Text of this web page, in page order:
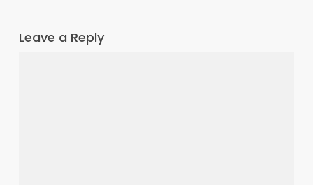
Leave a Reply